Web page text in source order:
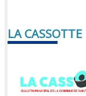
LA CASSOTTE